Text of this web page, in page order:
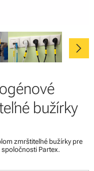
chevron_right
bužírky
zmrštiteľné bužírky pre
Partex.